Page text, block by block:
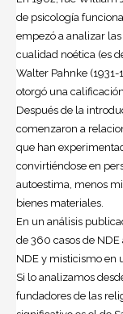
de psicología
empezó a analizar
cualidad noética (es
Walter Pahnke
otorgó una
Después de la
comenzaron a
que han
convirtiéndose en
autoestima, menos
bienes materiales.
En un análisis
de 360 casos de
NDE y misticismo en
Si lo analizamos
fundadores de las